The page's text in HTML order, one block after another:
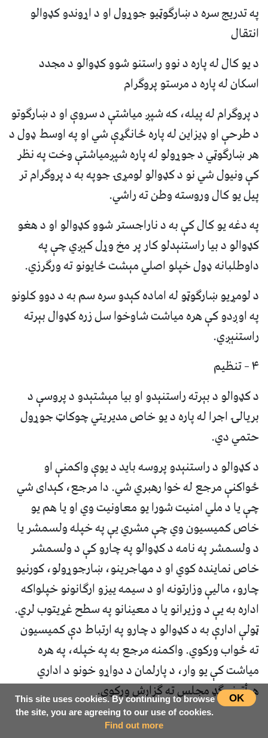
په تدریج سره د ښارګوټیو جوړول او د اړوندو کډوالو
انتقال
د یو کال له پاره د نوو راستنو شوو کډوالو د مجدد
اسکان له پاره د مرستو پروګرام
د پروګرام له پیله، که شپږ میاشتې د سروې او د ښارګوتو
د طرحې او ډیزاین له پاره ځانګړې شي او په اوسط ډول د
هر ښارګوټي د جوړولو له پاره شپږمیاشتې وخت په نظر
کې ونیول شي نو د کډوالو لومړۍ جوپه به د پروګرام تر
پیل یو کال وروسته وطن ته راشي.
په دغه یو کال کې به د ناراجستر شوو کډوالو او د هغو
کډوالو د بیا راستنېدلو کار پر مخ وړل کېږي چې په
داوطلبانه ډول خپلو اصلي مېشت ځایونو ته ورګرزي.
د لومړیو ښارګوټو له اماده کېدو سره سم به د دوو کلونو
په اوږدو کې هره میاشت شاوخوا سل زره کډوال بېرته
راستنېږي.
۴ – تنظیم
د کډوالو د بېرته راستنېدو او بیا مېشتېدو د پروسې د
بریالۍ اجرا له پاره د یو خاص مدیریتي چوکاټ جوړول
حتمي دي.
د کډوالو د راستنېدو پروسه باید د یوې واکمنې او
ځواکنې مرجع له خوا رهبري شي. دا مرجع، کېدای شي
چې یا د ملي امنیت شورا یو معاونیت وي او یا هم یو
خاص کمیسیون وي چې مشري یې په خپله ولسمشر یا
د ولسمشر په نامه د کډوالو په چارو کې د ولسمشر
خاص نماینده کوي او د مهاجرینو، ښارجوړولو، کورنیو
چارو، مالیې وزارتونه او د سیمه ییزو ارګانونو خپلواکه
اداره به یې د وزیرانو یا د معینانو په سطح غړیتوب لري.
ټولې ادارې به د کډوالو د چارو په ارتباط دې کمیسیون
ته ځواب ورکوي. واکمنه مرجع به په خپله، په هره
میاشت کې یو وار، د پارلمان د دواړو خونو د اداري
هيأتونو ګډ مجلس ته ګزارش ورکوي.
OK
This site uses cookies. By continuing to browse
the site, you are agreeing to our use of cookies.
Find out more